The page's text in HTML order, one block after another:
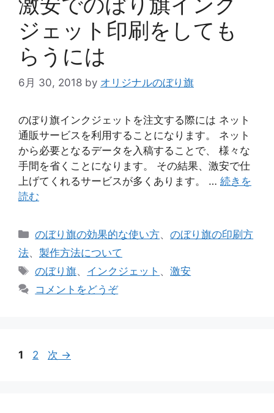
ジェット印刷をしても
らうには
6月 30, 2018 by オリジナルのぼり旗
のぼり旗インクジェットを注文する際には ネット
通販サービスを利用することになります。 ネット
から必要となるデータを入稿することで、 様々な
手間を省くことになります。 その結果、激安で仕
上げてくれるサービスが多くあります。 … 続きを
読む
カ
テ
リ
ー
のぼり旗の効果的な使い方、のぼり旗の印刷方
法、 製作方法について
タ
グ
のぼり旗、 インクジェット 、激安
コメントをどうぞ
ペ
1
ペ
2 次 →